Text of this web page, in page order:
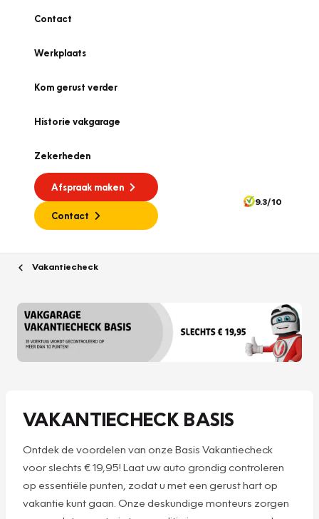
Contact
Werkplaats
Kom gerust verder
Historie vakgarage
Zekerheden
Afspraak maken
Contact
9.3/10
Vakantiecheck
VAKANTIECHECK BASIS
Ontdek de voordelen van onze Basis Vakantiecheck
voor slechts € 19,95! Laat uw auto grondig controleren
op essentiële punten, zodat u met een gerust hart op
vakantie kunt gaan. Onze deskundige monteurs zorgen